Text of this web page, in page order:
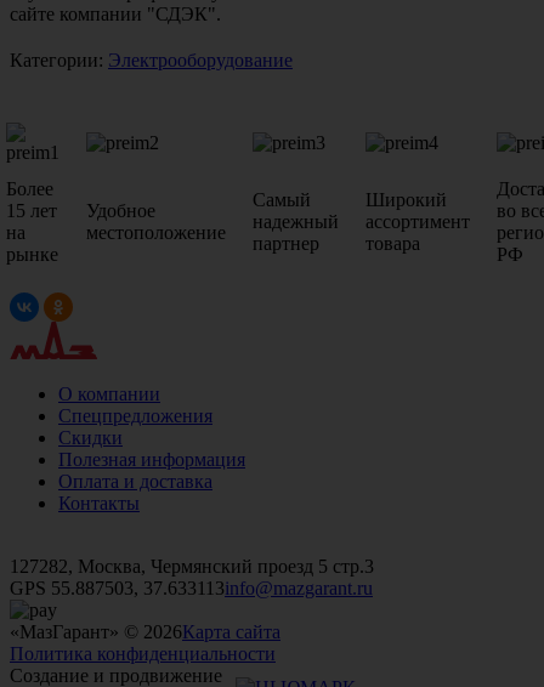
сайте компании "СДЭК".
Категории: Электрооборудование
Более
15 лет
на
рынке
Удобное
местоположение
Самый
надежный
партнер
Широкий
ассортимент
товара
во
РФ
О компании
Спецпредложения
Скидки
Полезная информация
Оплата и доставка
Контакты
127282, Москва, Чермянский проезд 5 стр.3
GPS 55.887503, 37.633113info@mazgarant.ru
«МазГарант» © 2026Карта сайта
Политика конфиденциальности
Создание и продвижение